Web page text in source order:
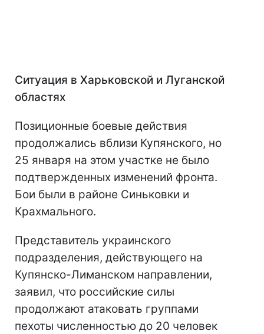
Ситуация в Харьковской и Луганской
областях
Позиционные боевые действия
продолжались вблизи Купянского, но
25 января на этом участке не было
подтвержденных изменений фронта.
Бои были в районе Синьковки и
Крахмального.
Представитель украинского
подразделения, действующего на
Купянско-Лиманском направлении,
заявил, что российские силы
продолжают атаковать группами
пехоты численностью до 20 человек